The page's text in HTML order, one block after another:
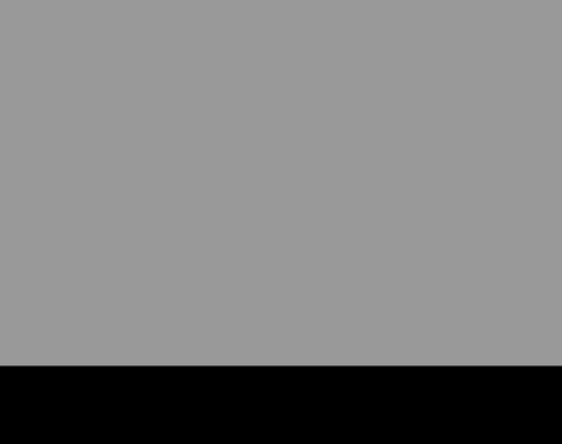
üzleteinkbe. Kérjük,